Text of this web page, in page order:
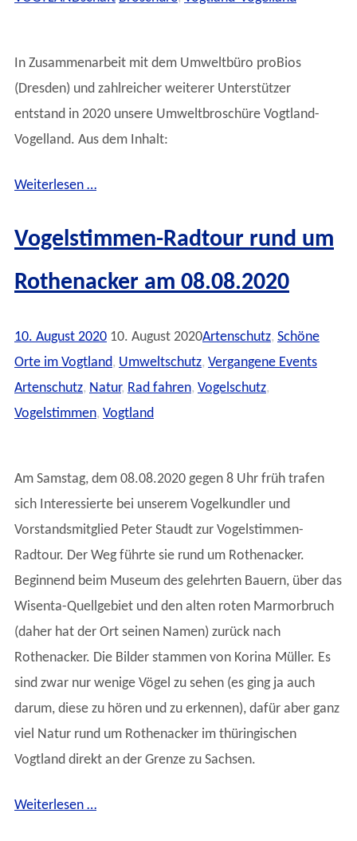
In Zusammenarbeit mit dem Umweltbüro proBios
(Dresden) und zahlreicher weiterer Unterstützer
entstand in 2020 unsere Umweltbroschüre Vogtland-
Vogelland. Aus dem Inhalt:
Weiterlesen …
Vogelstimmen-Radtour rund um
Rothenacker am 08.08.2020
10. August 2020 10. August 2020Artenschutz, Schöne
Orte im Vogtland, Umweltschutz, Vergangene Events
Artenschutz, Natur, Rad fahren, Vogelschutz,
Vogelstimmen, Vogtland
Am Samstag, dem 08.08.2020 gegen 8 Uhr früh trafen
sich Interessierte bei unserem Vogelkundler und
Vorstandsmitglied Peter Staudt zur Vogelstimmen-
Radtour. Der Weg führte sie rund um Rothenacker.
Beginnend beim Museum des gelehrten Bauern, über das
Wisenta-Quellgebiet und den alten roten Marmorbruch
(daher hat der Ort seinen Namen) zurück nach
Rothenacker. Die Bilder stammen von Korina Müller. Es
sind zwar nur wenige Vögel zu sehen (es ging ja auch
darum, diese zu hören und zu erkennen), dafür aber ganz
viel Natur rund um Rothenacker im thüringischen
Vogtland direkt an der Grenze zu Sachsen.
Weiterlesen …